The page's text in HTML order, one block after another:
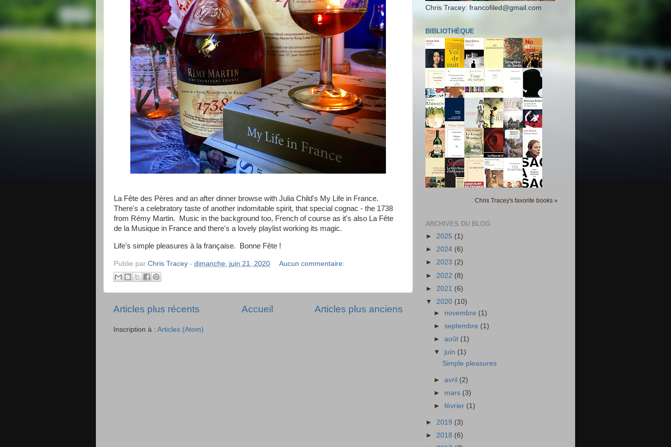
La Fête des Pères and an after dinner browse with Julia Child's My Life in France.
There's a celebratory taste of another indomitable spirit, that special cognac - the 1738
from Rémy Martin. Music in the background too, French of course as it's also La Fête
de la Musique in France and there's a lovely playlist working its magic.
Life's simple pleasures à la française. Bonne Fête !
Publie par Chris Tracey - dimanche, juin 21, 2020 Aucun commentaire:
Articles plus récents Articles plus anciens
Accueil
Inscription à : Articles (Atom)
Chris Tracey: francofiled@gmail.com
BIBLIOTHÈQUE
Chris Tracey's favorite books »
ARCHIVES DU BLOG
► 2025 (1)
► 2024 (6)
► 2023 (2)
► 2022 (8)
► 2021 (6)
▼ 2020 (10)
► novembre (1)
►septembre (1)
►août (1)
▼ juin (1)
Simple pleasures
►avril (2)
► mars (3)
►février (1)
► 2019 (3)
► 2018 (6)